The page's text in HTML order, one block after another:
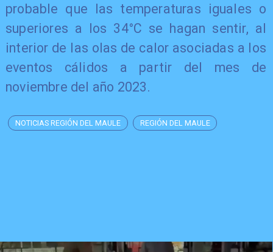
probable que las temperaturas iguales o
superiores a los 34°C se hagan sentir, al
interior de las olas de calor asociadas a los
eventos cálidos a partir del mes de
noviembre del año 2023.
NOTICIAS REGIÓN DEL MAULE REGIÓN DEL MAULE